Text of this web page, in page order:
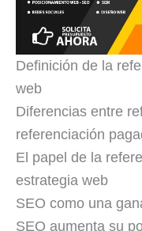
Definición de la
web
Diferencias entre
referenciación
El papel de la
estrategia web
SEO como una
SEO aumenta su